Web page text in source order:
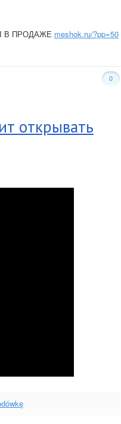
В ПРОДАЖЕ meshok.ru/?pp=50
0
открывать